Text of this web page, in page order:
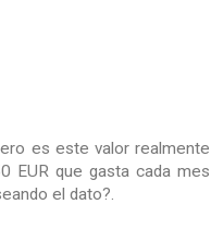
es este valor realmente
EUR que gasta cada mes
el dato?.